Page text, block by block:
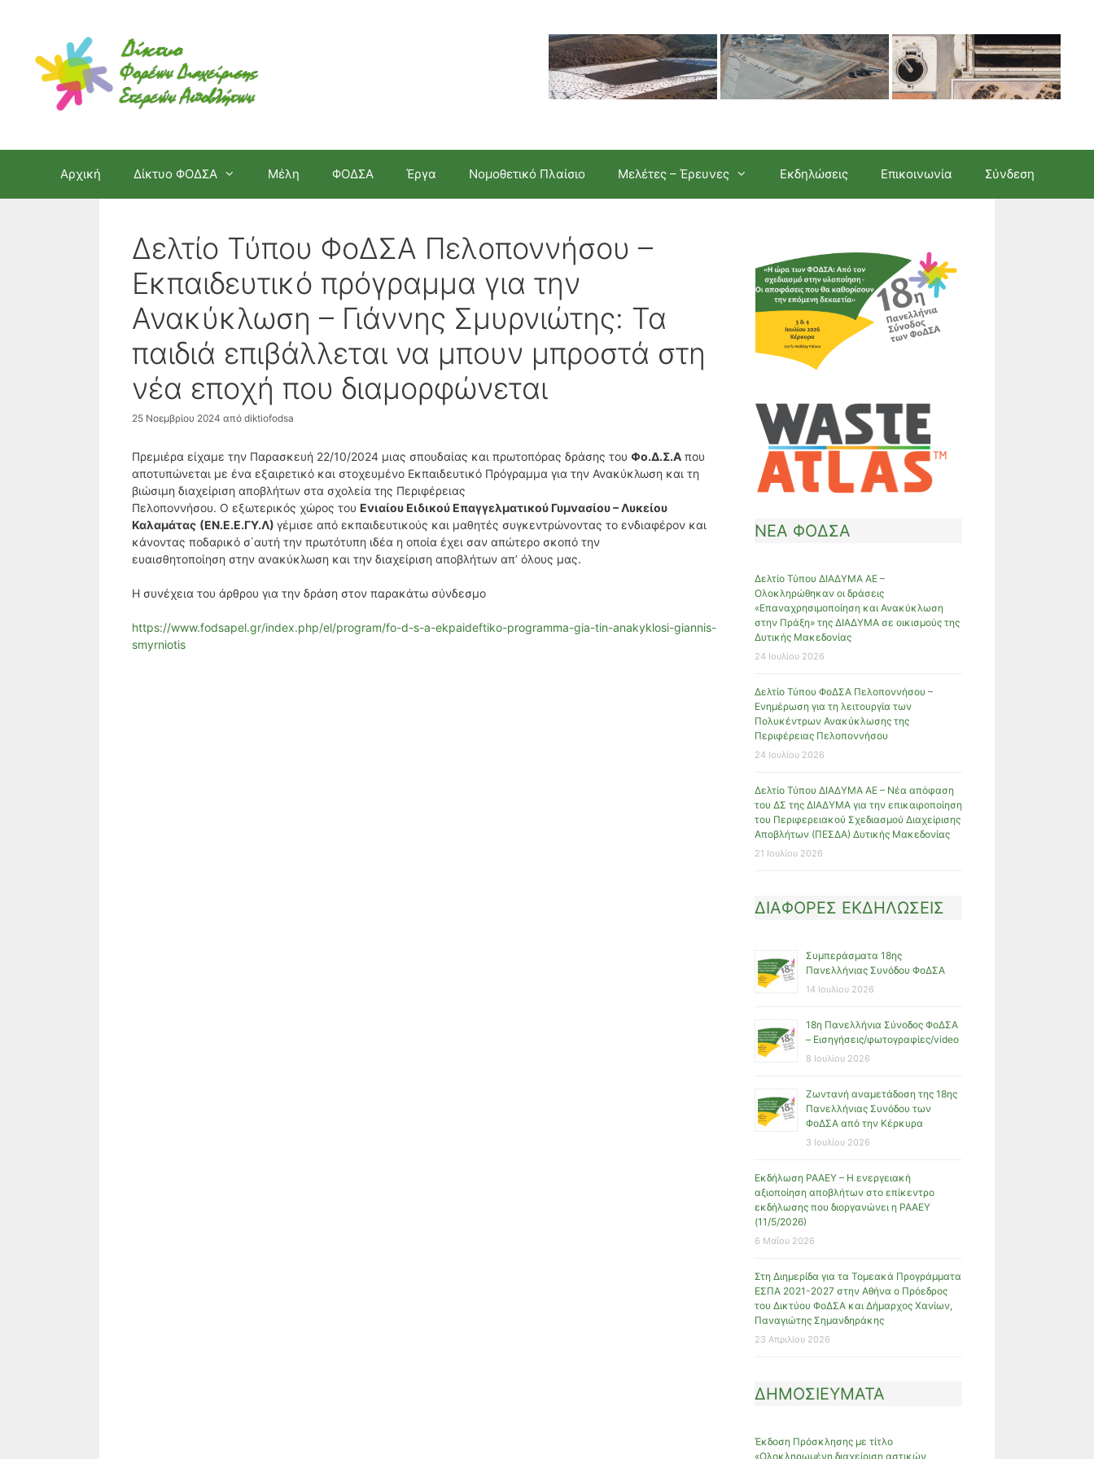
περιεχόμενο
Αρχική Δίκτυο ΦΟΔΣΑ Μέλη ΦΟΔΣΑ Έργα Νομοθετικό Πλαίσιο Μελέτες – Έρευνες Εκδηλώσεις Επικοινωνία Σύνδεση
Δελτίο Τύπου ΦοΔΣΑ Πελοποννήσου –
Εκπαιδευτικό πρόγραμμα για την
Ανακύκλωση – Γιάννης Σμυρνιώτης: Τα
παιδιά επιβάλλεται να μπουν μπροστά στη
νέα εποχή που διαμορφώνεται
25 Νοεμβρίου 2024 από diktiofodsa
Πρεμιέρα είχαμε την Παρασκευή 22/10/2024 μιας σπουδαίας και πρωτοπόρας δράσης του Φο.Δ.Σ.Α που
αποτυπώνεται με ένα εξαιρετικό και στοχευμένο Εκπαιδευτικό Πρόγραμμα για την Ανακύκλωση και τη
βιώσιμη διαχείριση αποβλήτων στα σχολεία της Περιφέρειας
Πελοποννήσου. Ο εξωτερικός χώρος του Ενιαίου Ειδικού Επαγγελματικού Γυμνασίου – Λυκείου
Καλαμάτας (ΕΝ.Ε.Ε.ΓΥ.Λ) γέμισε από εκπαιδευτικούς και μαθητές συγκεντρώνοντας το ενδιαφέρον και
κάνοντας ποδαρικό σ΄αυτή την πρωτότυπη ιδέα η οποία έχει σαν απώτερο σκοπό την
ευαισθητοποίηση στην ανακύκλωση και την διαχείριση αποβλήτων απ’ όλους μας.
Η συνέχεια του άρθρου για την δράση στον παρακάτω σύνδεσμο
https://www.fodsapel.gr/index.php/el/program/fo-d-s-a-ekpaideftiko-programma-gia-tin-anakyklosi-giannis-
smyrniotis
ΝΕΑ ΦΟΔΣΑ
Δελτίο Τύπου ΔΙΑΔΥΜΑ ΑΕ –
Ολοκληρώθηκαν οι δράσεις
«Επαναχρησιμοποίηση και Ανακύκλωση
στην Πράξη» της ΔΙΑΔΥΜΑ σε οικισμούς της
Δυτικής Μακεδονίας
24 Ιουλίου 2026
Δελτίο Τύπου ΦοΔΣΑ Πελοποννήσου –
Ενημέρωση για τη λειτουργία των
Πολυκέντρων Ανακύκλωσης της
Περιφέρειας Πελοποννήσου
24 Ιουλίου 2026
Δελτίο Τύπου ΔΙΑΔΥΜΑ ΑΕ – Νέα απόφαση
του ΔΣ της ΔΙΑΔΥΜΑ για την επικαιροποίηση
του Περιφερειακού Σχεδιασμού Διαχείρισης
Αποβλήτων (ΠΕΣΔΑ) Δυτικής Μακεδονίας
21 Ιουλίου 2026
ΔΙΑΦΟΡΕΣ ΕΚΔΗΛΩΣΕΙΣ
Συμπεράσματα 18ης
Πανελλήνιας Συνόδου ΦοΔΣΑ
14 Ιουλίου 2026
18η Πανελλήνια Σύνοδος ΦοΔΣΑ
– Εισηγήσεις/φωτογραφίες/video
8 Ιουλίου 2026
Ζωντανή αναμετάδοση της 18ης
Πανελλήνιας Συνόδου των
ΦοΔΣΑ από την Κέρκυρα
3 Ιουλίου 2026
Εκδήλωση ΡΑΑΕΥ – Η ενεργειακή
αξιοποίηση αποβλήτων στο επίκεντρο
εκδήλωσης που διοργανώνει η ΡΑΑΕΥ
(11/5/2026)
6 Μαΐου 2026
Στη Διημερίδα για τα Τομεακά Προγράμματα
ΕΣΠΑ 2021-2027 στην Αθήνα ο Πρόεδρος
του Δικτύου ΦοΔΣΑ και Δήμαρχος Χανίων,
Παναγιώτης Σημανδηράκης
23 Απριλίου 2026
ΔΗΜΟΣΙΕΥΜΑΤΑ
Έκδοση Πρόσκλησης με τίτλο
«Ολοκληρωμένη διαχείριση αστικών